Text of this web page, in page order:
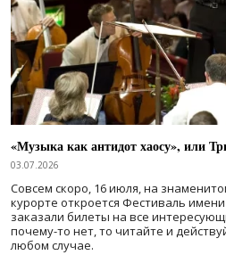
«Музыка как антидот хаосу», или
03.07.2026
Совсем скоро, 16 июля, на
курорте откроется Фестиваль
заказали билеты на все
почему-то нет, то читайте и
любом случае.